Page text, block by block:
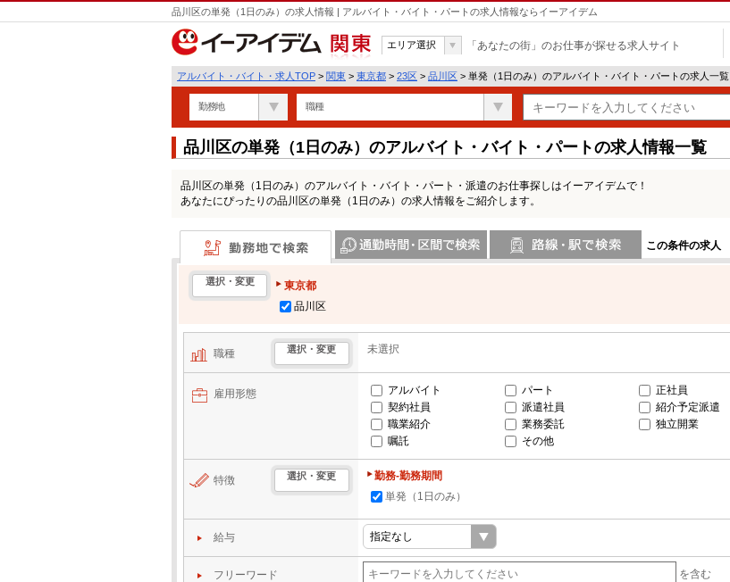
品川区の単発（1日のみ）の求人情報 | アルバイト・バイト・パートの求人情報ならイーアイデム
関東
エリア選択 「あなたの街」のお仕事が探せる求人サイト
アルバイト・バイト・求人TOP > 関東 > 東京都 > 23区 > 品川区 > 単発（1日のみ）のアルバイト・バイト・パートの求人一覧
勤務地 職種
品川区の単発（1日のみ）のアルバイト・バイト・パートの求人情報一覧
品川区の単発（1日のみ）のアルバイト・バイト・パート・派遣のお仕事探しはイーアイデムで！
あなたにぴったりの品川区の単発（1日のみ）の求人情報をご紹介します。
この条件の求人
勤務地で検索
選択・変更
東京都
品川区
職種 選択・変更 未選択
雇用形態 アルバイト パート
正社員
契約社員
派遣社員
紹介予定派遣
職業紹介
業務委託
独立開業
嘱託
その他
特徴 選択・変更
勤務-勤務期間
単発（1日のみ）
給与
フリーワード を含む